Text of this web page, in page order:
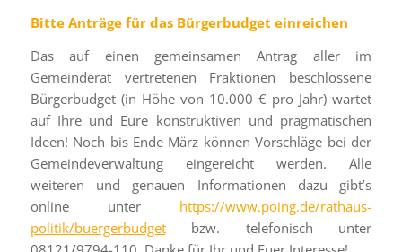
Bitte Anträge für das Bürgerbudget einreichen
Das auf einen gemeinsamen Antrag aller im
Gemeinderat vertretenen Fraktionen beschlossene
Bürgerbudget (in Höhe von 10.000 € pro Jahr) wartet
auf Ihre und Eure konstruktiven und pragmatischen
Ideen! Noch bis Ende März können Vorschläge bei der
Gemeindeverwaltung eingereicht werden. Alle
weiteren und genauen Informationen dazu gibt’s
online unter https://www.poing.de/rathaus-
politik/buergerbudgetbzw. telefonisch unter